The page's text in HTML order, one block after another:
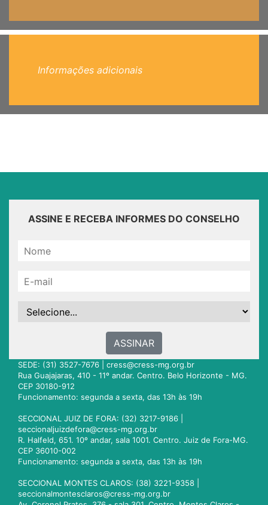
Informações adicionais
ASSINE E RECEBA INFORMES DO CONSELHO
ASSINAR
SEDE: (31) 3527-7676 | cress@cress-mg.org.br
Rua Guajajaras, 410 - 11º andar. Centro. Belo Horizonte - MG.
CEP 30180-912
Funcionamento: segunda a sexta, das 13h às 19h
SECCIONAL JUIZ DE FORA: (32) 3217-9186 |
seccionaljuizdefora@cress-mg.org.br
R. Halfeld, 651. 10º andar, sala 1001. Centro. Juiz de Fora-MG.
CEP 36010-002
Funcionamento: segunda a sexta, das 13h às 19h
SECCIONAL MONTES CLAROS: (38) 3221-9358 |
seccionalmontesclaros@cress-mg.org.br